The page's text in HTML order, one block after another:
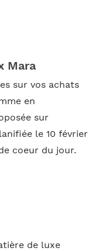
Mara
sur vos achats
en
sur
le 10 février
coeur du jour.
de luxe